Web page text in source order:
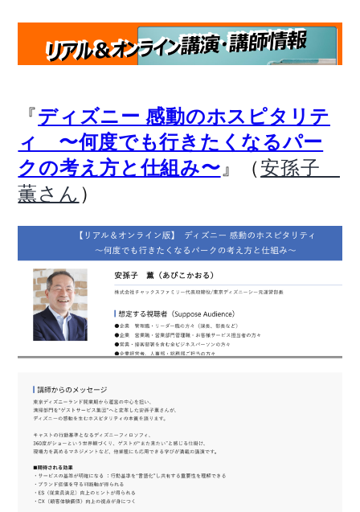
『ディズニー 感動のホスピタリテ
ィ 〜何度でも行きたくなるパー
クの考え方と仕組み〜 』（安孫子
薫さん ）